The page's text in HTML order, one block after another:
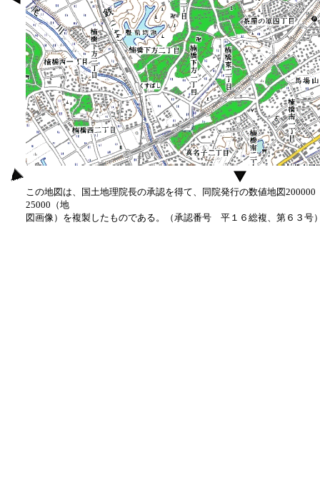
この地図は、国土地理院長の承認を得て、同院発行の数値地図
25000（地
図画像）を複製したものである。（承認番号 平１６総複、第６３号